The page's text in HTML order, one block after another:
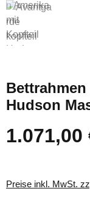
Hudson
Regulärer Preis:
1.071,00
Preise inkl. MwSt.